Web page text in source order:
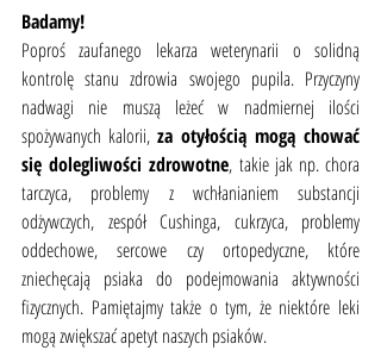
Badamy!
Poproś zaufanego lekarza weterynarii o solidną
kontrolę stanu zdrowia swojego pupila. Przyczyny
nadwagi nie muszą leżeć w nadmiernej ilości
spożywanych kalorii, za otyłością mogą chować
się dolegliwości zdrowotne, takie jak np. chora
tarczyca, problemy z wchłanianiem substancji
odżywczych, zespół Cushinga, cukrzyca, problemy
oddechowe, sercowe czy ortopedyczne, które
zniechęcają psiaka do podejmowania aktywności
fizycznych. Pamiętajmy także o tym, że niektóre leki
mogą zwiększać apetyt naszych psiaków.